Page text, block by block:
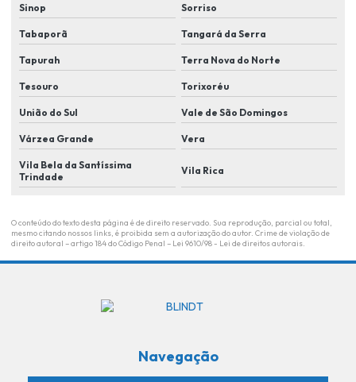
Monitoramento eletrônico de alarme
Monitoramento eletrônico em lucas do rio verde
Monitoramento de eventos
Monitoramento remoto
Portaria remota
Portaria remota empresas
Portaria remota residencial
Revenda de controle de acesso
Sinop Sorriso
Tabaporã Tangará da Serra
Tapurah Terra Nova do Norte
Tesouro Torixoréu
União do Sul Vale de São Domingos
Várzea Grande Vera
Vila Bela da Santíssima
Trindade
Vila Rica
O conteúdo do texto desta página é de direito reservado. Sua reprodução, parcial ou total,
mesmo citando nossos links, é proibida sem a autorização do autor. Crime de violação de
direito autoral – artigo 184 do Código Penal – Lei 9610/98 - Lei de direitos autorais
Navegação